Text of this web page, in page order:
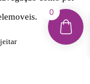
Aceitar
0